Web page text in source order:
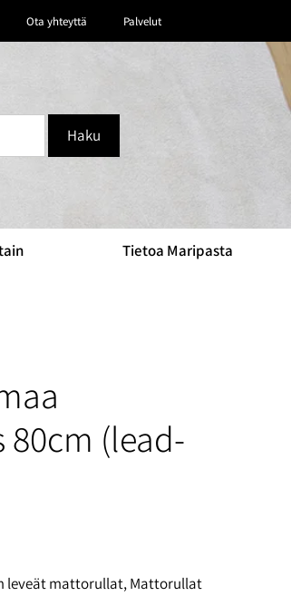
Ota yhteyttä Palvelut
Haku
Tietoa Maripasta
(lead-
leveät mattorullat,Mattorullat